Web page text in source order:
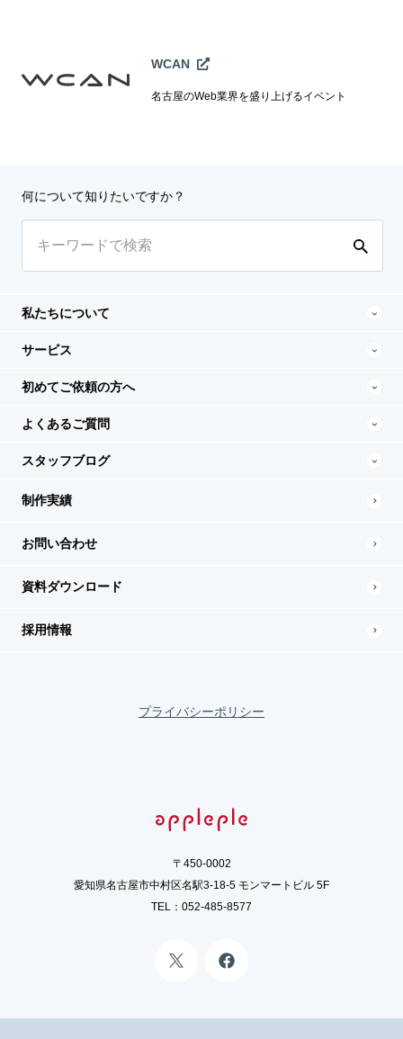
WCAN
名古屋のWeb業界を盛り上げるイベント
何について知りたいですか？
私たちについて
サービス
初めてご依頼の方へ
よくあるご質問
スタッフブログ
制作実績
お問い合わせ
資料ダウンロード
採用情報
プライバシーポリシー
〒450-0002
愛知県名古屋市中村区名駅3-18-5 モンマートビル 5F
TEL： 052-485-8577